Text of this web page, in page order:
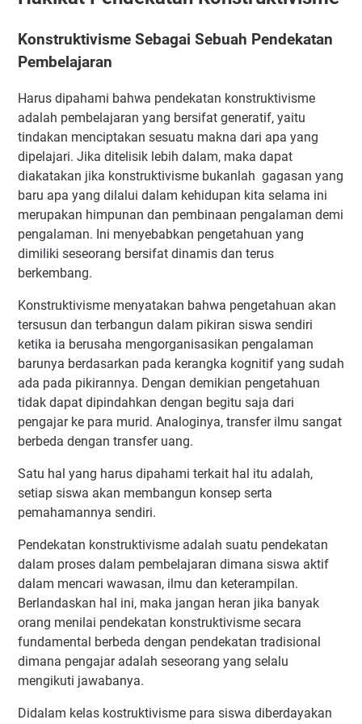
Konstruktivisme Sebagai Sebuah Pendekatan
Pembelajaran
Harus dipahami bahwa pendekatan konstruktivisme
adalah pembelajaran yang bersifat generatif, yaitu
tindakan menciptakan sesuatu makna dari apa yang
dipelajari. Jika ditelisik lebih dalam, maka dapat
diakatakan jika konstruktivisme bukanlah gagasan yang
baru apa yang dilalui dalam kehidupan kita selama ini
merupakan himpunan dan pembinaan pengalaman demi
pengalaman. Ini menyebabkan pengetahuan yang
dimiliki seseorang bersifat dinamis dan terus
berkembang.
Konstruktivisme menyatakan bahwa pengetahuan akan
tersusun dan terbangun dalam pikiran siswa sendiri
ketika ia berusaha mengorganisasikan pengalaman
barunya berdasarkan pada kerangka kognitif yang sudah
ada pada pikirannya. Dengan demikian pengetahuan
tidak dapat dipindahkan dengan begitu saja dari
pengajar ke para murid. Analoginya, transfer ilmu sangat
berbeda dengan transfer uang.
Satu hal yang harus dipahami terkait hal itu adalah,
setiap siswa akan membangun konsep serta
pemahamannya sendiri.
Pendekatan konstruktivisme adalah suatu pendekatan
dalam proses dalam pembelajaran dimana siswa aktif
dalam mencari wawasan, ilmu dan keterampilan.
Berlandaskan hal ini, maka jangan heran jika banyak
orang menilai pendekatan konstruktivisme secara
fundamental berbeda dengan pendekatan tradisional
dimana pengajar adalah seseorang yang selalu
mengikuti jawabanya.
Didalam kelas kostruktivisme para siswa diberdayakan